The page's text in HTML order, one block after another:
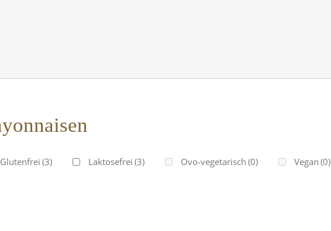
Glutenfrei (3) Laktosefrei (3) Ovo-vegetarisch (0) Vegan (0)